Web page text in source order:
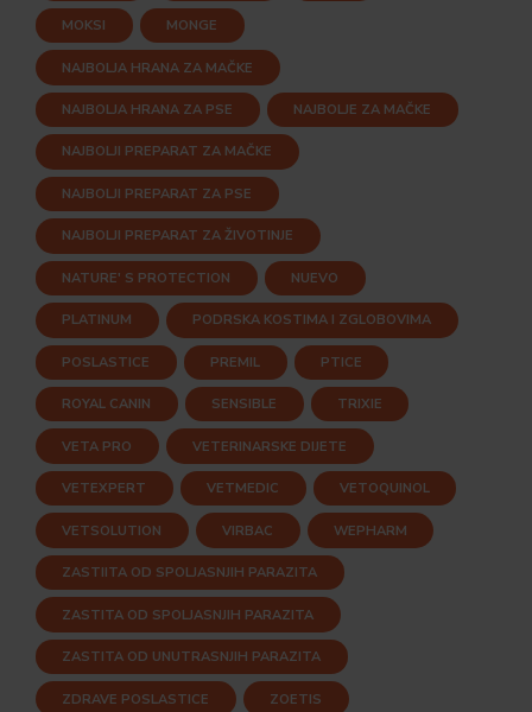
MOKSI MONGE
NAJBOLJA HRANA ZA MAČKE
NAJBOLJA HRANA ZA PSE NAJBOLJE ZA MAČKE
NAJBOLJI PREPARAT ZA MAČKE
NAJBOLJI PREPARAT ZA PSE
NAJBOLJI PREPARAT ZA ŽIVOTINJE
NATURE' S PROTECTION NUEVO
PLATINUM PODRSKA KOSTIMA I ZGLOBOVIMA
POSLASTICE PREMIL PTICE
ROYAL CANIN SENSIBLE TRIXIE
VETA PRO VETERINARSKE DIJETE
VETEXPERT VETMEDIC VETOQUINOL
VETSOLUTION VIRBAC WEPHARM
ZASTIITA OD SPOLJASNJIH PARAZITA
ZASTITA OD SPOLJASNJIH PARAZITA
ZASTITA OD UNUTRASNJIH PARAZITA
ZDRAVE POSLASTICE ZOETIS